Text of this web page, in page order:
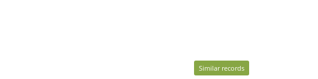
Similar records